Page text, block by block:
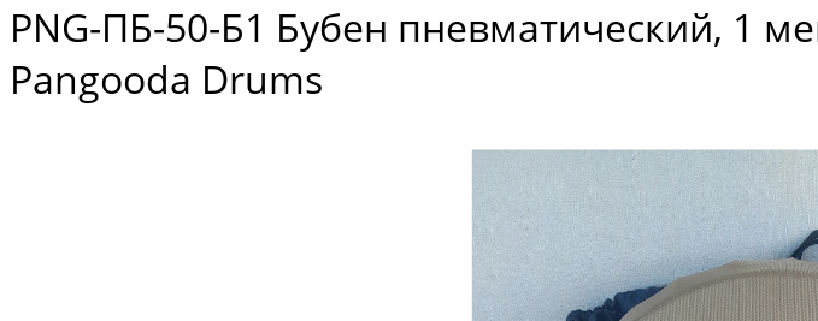
PNG-ПБ-50-Б1 Бубен пневматический, 1
Pangooda Drums